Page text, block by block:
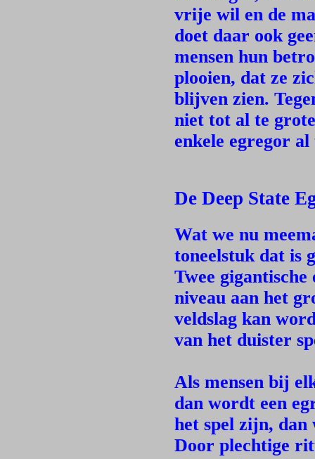
vrije wil en de
doet daar ook
mensen hun
plooien, dat ze
blijven zien.
niet tot al te
enkele egregor
De Deep State
Wat we nu
toneelstuk dat is
Twee
niveau aan het
veldslag kan
van het duister
Als mensen bij
dan wordt een
het spel zijn, dan
Door plechtige